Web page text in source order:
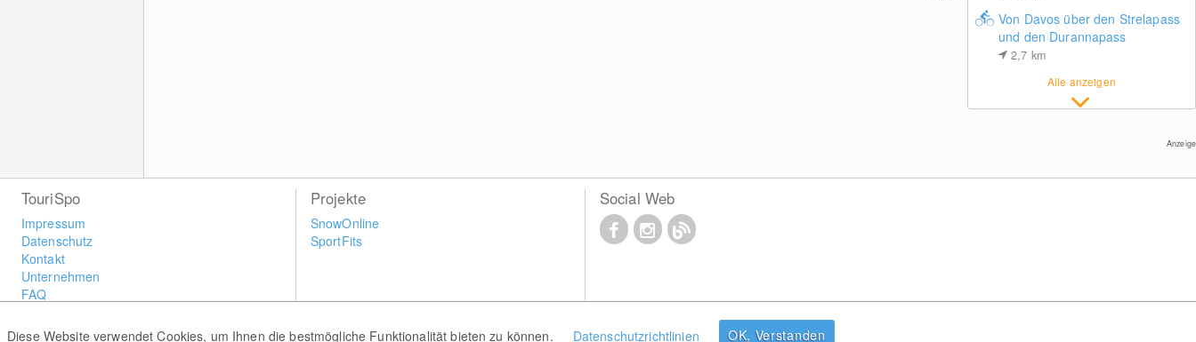
Sportzentrum in Klosters
Von Davos über den Strelapass
und den Durannapass
2,7 km
Alle anzeigen
Anzeige
Diese Website verwendet Cookies, um Ihnen die bestmögliche Funktionalität bieten zu können. Datenschutzrichtlinien OK, Verstanden
TouriSpo
Impressum
Datenschutz
Kontakt
Unternehmen
FAQ
Widget
Projekte
SnowOnline
SportFits
Social Web